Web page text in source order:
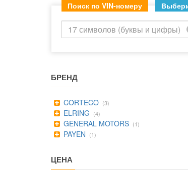
Поиск по VIN-номеру
БРЕНД
CORTECO (3)
ELRING (4)
GENERAL MOTORS (1)
PAYEN (1)
ЦЕНА